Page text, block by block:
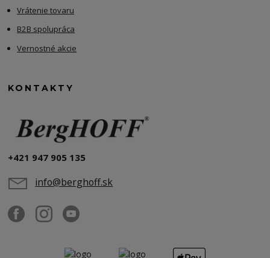
Vrátenie tovaru
B2B spolupráca
Vernostné akcie
KONTAKTY
+421 947 905 135
info@berghoff.sk